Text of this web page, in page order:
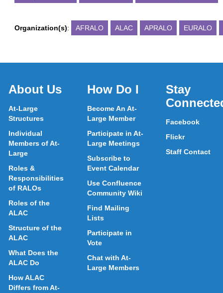
Organization(s): AFRALO ALAC APRALO EURALO
About Us
At-Large
Structures
Individual
Members of At-
Large
Roles &
Responsibilities
of RALOs
Roles of the
ALAC
Structure of the
ALAC
What Does the
ALAC Do
How ALAC
Differs from At-
How Do I
Become An At-
Large Member
Participate in At-
Large Meetings
Subscribe to
Event Calendar
Use Confluence
Community Wiki
Find Mailing
Lists
Participate in
Vote
Chat with At-
Large Members
Stay
Facebook
Flickr
Staff Contact